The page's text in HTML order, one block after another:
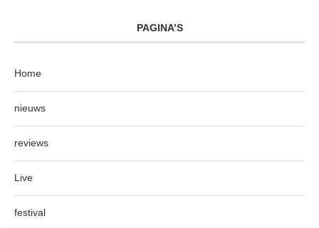
PAGINA’S
Home
nieuws
reviews
Live
festival